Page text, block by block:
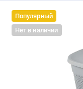
Популярный
Нет в наличии